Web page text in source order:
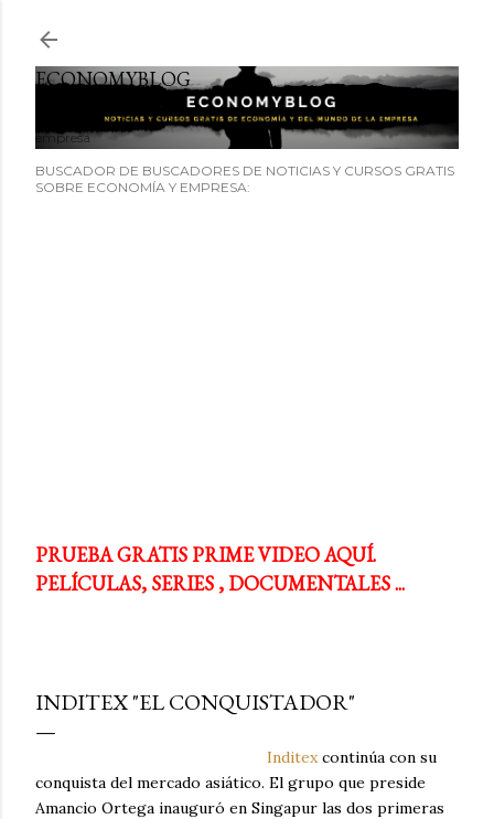
ECONOMYBLOG
Noticias y cursos GRATIS sobre economía y el mundo de la
empresa
BUSCADOR DE BUSCADORES DE NOTICIAS Y CURSOS GRATIS
SOBRE ECONOMÍA Y EMPRESA:
PRUEBA GRATIS PRIME VIDEO AQUÍ.
PELÍCULAS, SERIES , DOCUMENTALES ...
INDITEX "EL CONQUISTADOR"
Inditexcontinúa con su
conquista del mercado asiático. El grupo que preside
Amancio Ortega inauguró en Singapur las dos primeras